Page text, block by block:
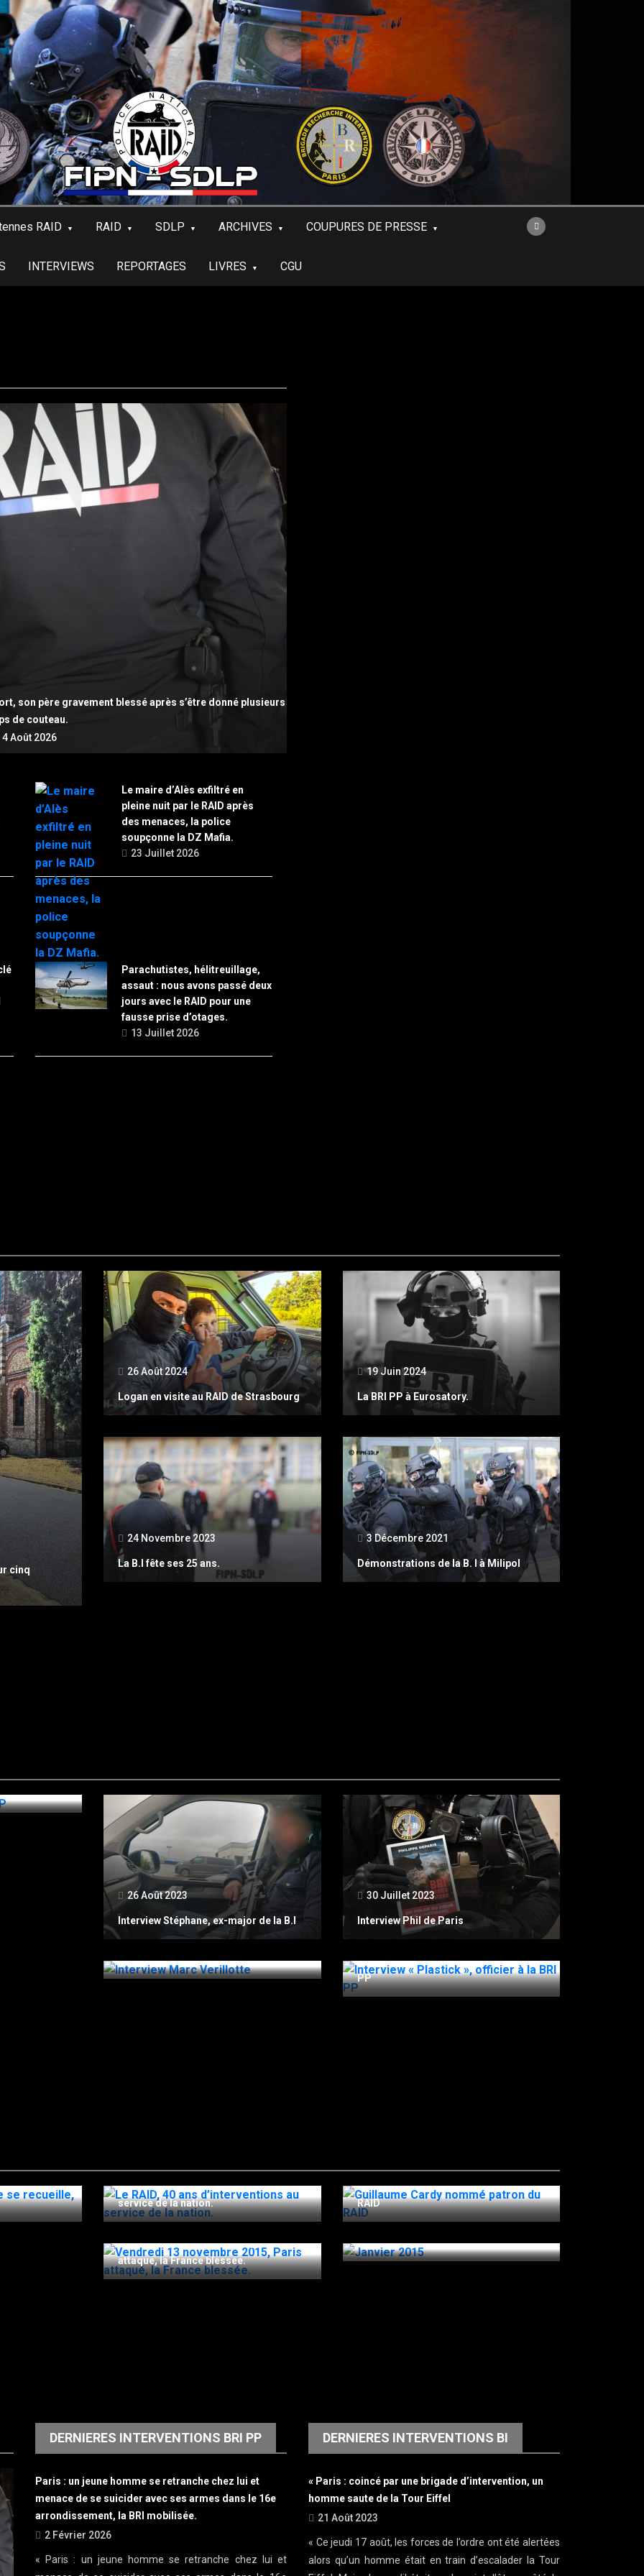
RAID RAID SDLP ARCHIVES COUPURES DE PRESSE
INTERVIEWS REPORTAGES LIVRES CGU
son père gravement blessé après s’être donné plusieurs
de couteau.
4 Août 2026
Le maire d’Alès exfiltré en
pleine nuit par le RAID après
des menaces, la police
soupçonne la DZ Mafia.
23 Juillet 2026
Parachutistes, hélitreuillage,
assaut : nous avons passé deux
jours avec le RAID pour une
fausse prise d’otages.
13 Juillet 2026
cinq
26 Août 2024
Logan en visite au RAID de Strasbourg
19 Juin 2024
La BRI PP à Eurosatory.
24 Novembre 2023
La B.I fête ses 25 ans.
3 Décembre 2021
Démonstrations de la B. I à Milipol
26 Août 2023
Interview Stéphane, ex-major de la B.I
30 Juillet 2023
Interview Phil de Paris
2 Décembre 2022
Interview Marc Verillotte
20 Mars 2021
Interview « Plastick », officier à la BRI
PP
le
Le RAID, 40 ans d’interventions au
service de la nation.
Guillaume Cardy nommé patron du
RAID
16 Novembre 2022
Vendredi 13 novembre 2015, Paris
attaqué, la France blessée.
7 Octobre 2022
Janvier 2015
DERNIERES INTERVENTIONS BRI PP
Paris : un jeune homme se retranche chez lui et
menace de se suicider avec ses armes dans le 16e
arrondissement, la BRI mobilisée.
2 Février 2026
« Paris : un jeune homme se retranche chez lui et
DERNIERES INTERVENTIONS BI
« Paris : coincé par une brigade d’intervention, un
homme saute de la Tour Eiffel
21 Août 2023
« Ce jeudi 17 août, les forces de l’ordre ont été alertées
alors qu’un homme était en train d’escalader la Tour